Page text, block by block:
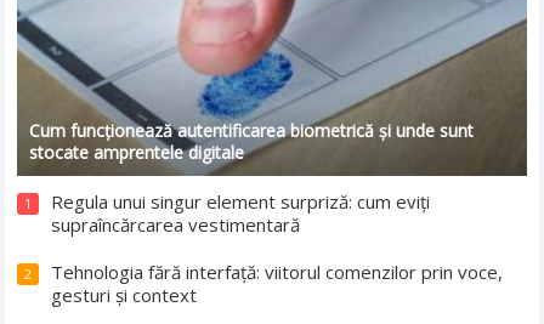
Cum funcționează autentificarea biometrică și unde sunt
stocate amprentele digitale
1
Regula unui singur element surpriză: cum eviți
supraîncărcarea vestimentară
2
Tehnologia fără interfață: viitorul comenzilor prin voce,
gesturi și context